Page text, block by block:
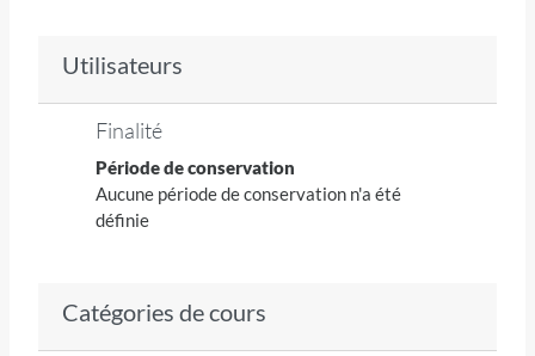
Utilisateurs
Finalité
Période de conservation
Aucune période de conservation n'a été
définie
Catégories de cours